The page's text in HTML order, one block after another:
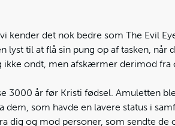
kender det nok bedre som The Evil
til at flå sin pung op af tasken, når
ondt, men afskærmer derimod fra
3000 år før Kristi fødsel. Amuletten
som havde en lavere status i
dig og mod personer, som sendte de